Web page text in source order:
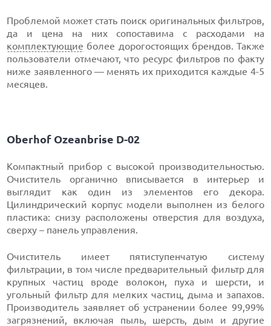
Проблемой может стать поиск оригинальных фильтров,
да и цена на них сопоставима с расходами на
комплектующие более дорогостоящих брендов. Также
пользователи отмечают, что ресурс фильтров по факту
ниже заявленного — менять их приходится каждые 4-5
месяцев.
Oberhof Ozeanbrise D-02
Компактный прибор с высокой производительностью.
Очиститель органично вписывается в интерьер и
выглядит как один из элементов его декора.
Цилиндрический корпус модели выполнен из белого
пластика: снизу расположены отверстия для воздуха,
сверху – панель управления.
Очиститель имеет пятиступенчатую систему
фильтрации, в том числе предварительный фильтр для
крупных частиц вроде волокон, пуха и шерсти, и
угольный фильтр для мелких частиц, дыма и запахов.
Производитель заявляет об устранении более 99,99%
загрязнений, включая пыль, шерсть, дым и другие